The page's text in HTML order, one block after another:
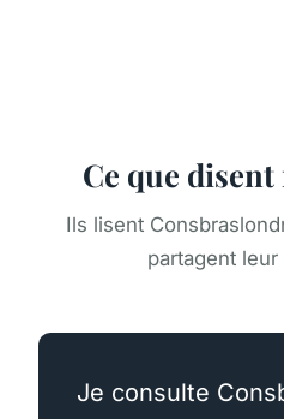
Ce que
Ils lisent
partagent
Je consulte